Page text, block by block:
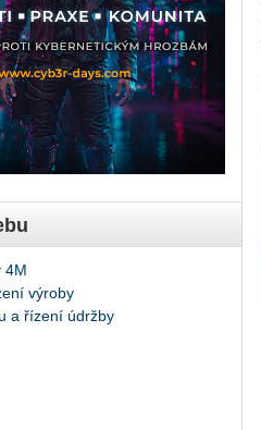
4M
výroby
a řízení údržby